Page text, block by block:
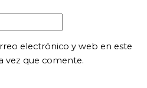
electrónico y web en este
vez que comente.